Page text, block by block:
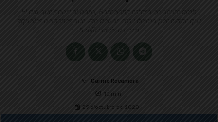
El dia que s’obri al barri, Barcelona estarà en deute amb
aquelles persones que van deixar cos i ànima per evitar que
l’edifici anés a terra
Per Carme Rocamora
10 min.
29 d'octubre de 2020